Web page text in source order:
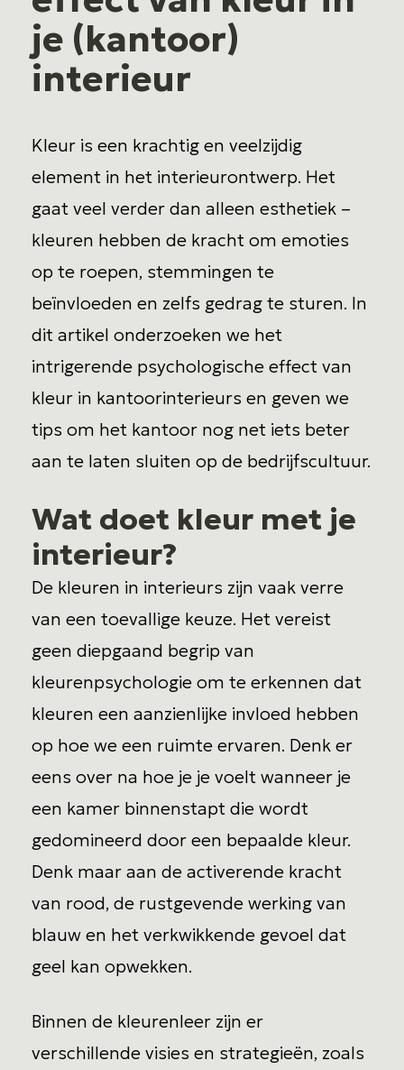
contact
je (kantoor)
interieur
Kleur is een krachtig en veelzijdig
element in het interieurontwerp. Het
gaat veel verder dan alleen esthetiek –
kleuren hebben de kracht om emoties
op te roepen, stemmingen te
beïnvloeden en zelfs gedrag te sturen. In
dit artikel onderzoeken we het
intrigerende psychologische effect van
kleur in kantoorinterieurs en geven we
tips om het kantoor nog net iets beter
aan te laten sluiten op de bedrijfscultuur.
Wat doet kleur met je
interieur?
De kleuren in interieurs zijn vaak verre
van een toevallige keuze. Het vereist
geen diepgaand begrip van
kleurenpsychologie om te erkennen dat
kleuren een aanzienlijke invloed hebben
op hoe we een ruimte ervaren. Denk er
eens over na hoe je je voelt wanneer je
een kamer binnenstapt die wordt
gedomineerd door een bepaalde kleur.
Denk maar aan de activerende kracht
van rood, de rustgevende werking van
blauw en het verkwikkende gevoel dat
geel kan opwekken.
Binnen de kleurenleer zijn er
verschillende visies en strategieën, zoals